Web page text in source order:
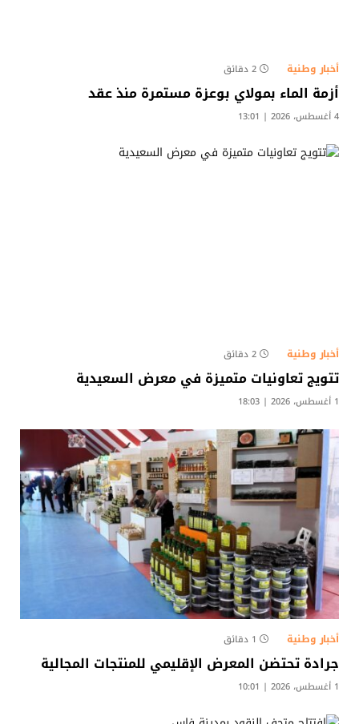
أخبار وطنية 2 دقائق
أزمة الماء بمولاي بوعزة مستمرة منذ عقد
4 أغسطس، 2026 | 13:01
أخبار وطنية 2 دقائق
تتويج تعاونيات متميزة في معرض السعيدية
1 أغسطس، 2026 | 18:03
أخبار وطنية 1 دقائق
جرادة تحتضن المعرض الإقليمي للمنتجات المجالية
1 أغسطس، 2026 | 10:01